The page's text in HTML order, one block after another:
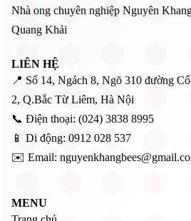
Nhà ong chuyên nghiệp Nguyên
Quang Khải
LIÊN HỆ
📍 Số 14, Ngách 8, Ngõ 310 đường
2, Q.Bắc Từ Liêm, Hà Nội
📞 Điện thoại: (024) 3838 8995
📱 Di động: 0912 028 537
✉️ Email:
MENU